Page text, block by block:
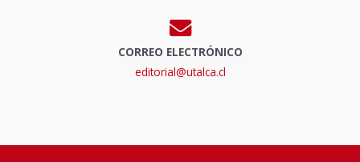
CORREO ELECTRÓNICO
editorial@utalca.cl